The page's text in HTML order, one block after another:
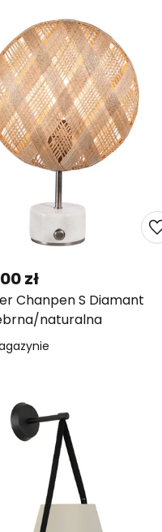
Chanpen S Diamant
naturalna
zł